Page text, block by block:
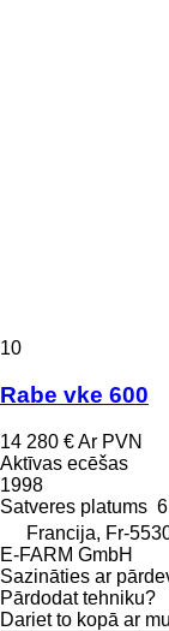
10
Rabe vke 600
14 280 €Ar PVN
Aktīvas ecēšas
1998
Satveres platums
Francija, Fr-
E-FARM GmbH
Sazināties ar
Pārdodat tehniku?
Dariet to kopā ar